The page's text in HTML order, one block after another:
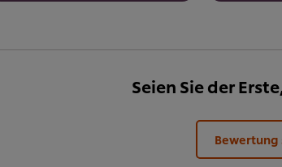
Seien Sie der
Bewertung